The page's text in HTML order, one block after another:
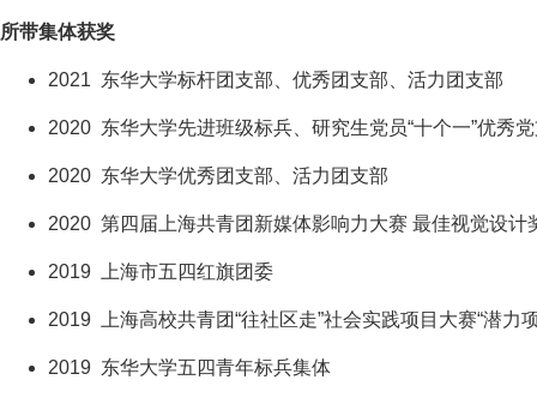
所带集体获奖
2021 东华大学标杆团支部、优秀团支部、活力团支部
2020 东华大学先进班级标兵、研究生党员“十个一”优秀
2020 东华大学优秀团支部、活力团支部
2020 第四届上海共青团新媒体影响力大赛 最佳视觉设计
2019 上海市五四红旗团委
2019 上海高校共青团“往社区走”社会实践项目大赛“潜力
2019 东华大学五四青年标兵集体